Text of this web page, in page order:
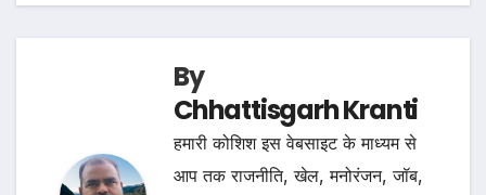
By
Chhattisgarh Kranti
हमारी कोशिश इस वेबसाइट के माध्यम से
आप तक राजनीति, खेल, मनोरंजन, जॉब,